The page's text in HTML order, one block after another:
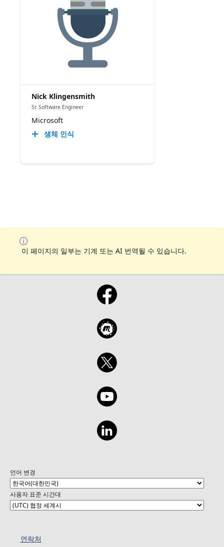
Nick Klingensmith
Sr. Software Engineer
Microsoft
생체 인식
이 페이지의 일부는 기계 또는 AI 번역될 수 있습니다.
언어 변경
사용자 표준 시간대
연락처